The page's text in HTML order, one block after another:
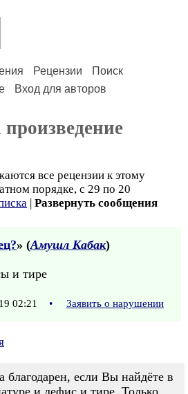
Рецензии
Поиск
Вход для авторов
все рецензии к этому
порядке, с 29 по 20
| Развернуть сообщения
» (Амушл Кабак)
и тире
02:21 • Заявить о нарушении
благодарен, если Вы найдёте в
и дефис и тире. Только